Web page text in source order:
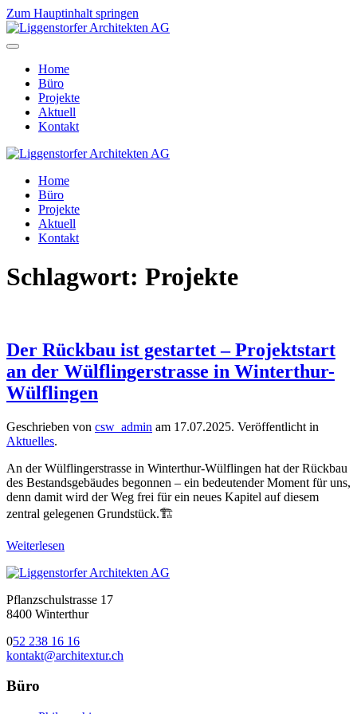
Zum Hauptinhalt springen
Home
Büro
Projekte
Aktuell
Kontakt
Home
Büro
Projekte
Aktuell
Kontakt
Schlagwort: Projekte
Der Rückbau ist gestartet – Projektstart
an der Wülflingerstrasse in Winterthur-
Wülflingen
Geschrieben von csw_admin am 17.07.2025. Veröffentlicht in
Aktuelles.
An der Wülflingerstrasse in Winterthur-Wülflingen hat der Rückbau
des Bestandsgebäudes begonnen – ein bedeutender Moment für uns,
denn damit wird der Weg frei für ein neues Kapitel auf diesem
zentral gelegenen Grundstück.🏗️
Weiterlesen
Pflanzschulstrasse 17
8400 Winterthur
052 238 16 16
kontakt@architextur.ch
Büro